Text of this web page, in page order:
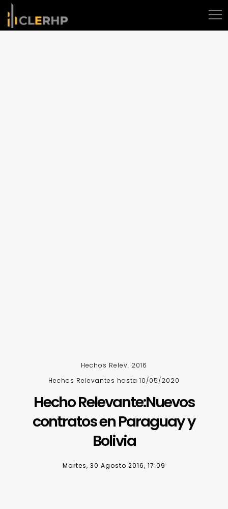
Hechos Relev. 2016
Hechos Relevantes hasta 10/05/2020
Hecho Relevante:Nuevos
contratos en Paraguay y
Bolivia
Martes, 30 Agosto 2016, 17:09